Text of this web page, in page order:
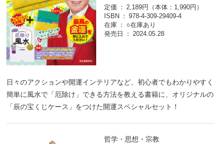
定価
2,189円（本体：1,990円）
ISBN
978-4-309-29409-4
在庫
○在庫あり
発売日
2024.05.28
日々のアクションや開運インテリアなど、初心者でもわかりやすく
簡単に風水で「厄除け」できる方法を教える書籍に、オリジナルの
「辰の宝くじケース」をつけた開運スペシャルセット！
哲学・思想・宗教